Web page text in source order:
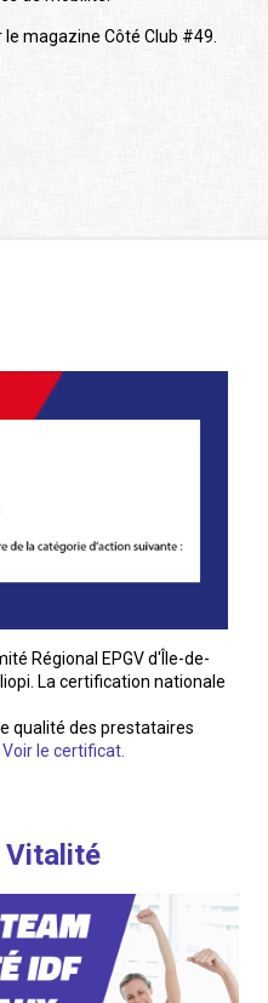
magazine Côté Club #49.
Régional EPGV d'Île-de-
La certification nationale
qualité des prestataires
Voir le certificat.
Vitalité